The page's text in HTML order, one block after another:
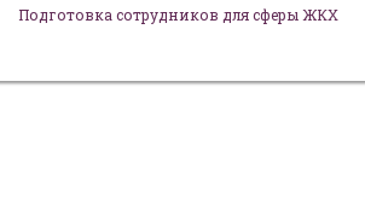
Подготовка сотрудников для сферы ЖКХ